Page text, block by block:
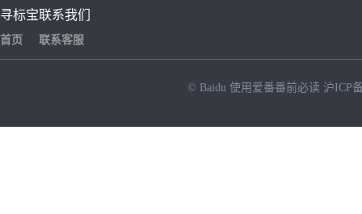
寻标宝
首页
联系我们
联系客服
© Baidu 使用爱番番前必读 沪ICP